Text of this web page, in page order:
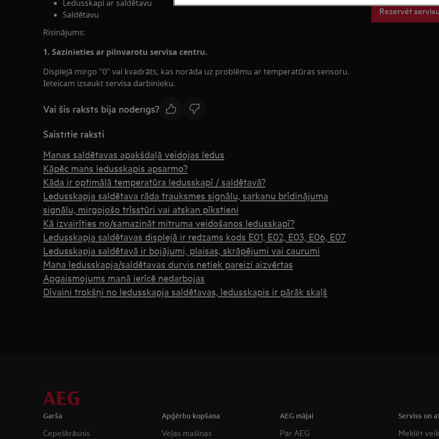
Ledusskapi ar saldētavu
Saldētavu
Risinājums:
1. Sazinieties ar pilnvarotu servisa centru.
Displejā mirgo "0" vai kvadrāts, kas norāda uz problēmu ar temperatūras sensoru.
Ieteicam izsaukt servisa darbinieku.
Vai šis raksts bija noderīgs?
Saistītie raksti
Manas saldētavas apakšdaļā veidojas ledus
Kāpēc mans ledusskapis apsarmo?
Kāda ir optimālā temperatūra ledusskapī / saldētavā?
Ledusskapja saldētava rāda trauksmes signālu, sarkanu brīdinājuma
signālu, mirgojošo trīsstūri vai atskan pīkstieni
Kā izvairīties no/samazināt mitruma veidošanos ledusskapī?
Ledusskapja saldētavas displejā ir redzams kods E01, E02, E03, E06, E07
Ledusskapja saldētavā ir bojājumi, plaisas, skrāpējumi vai caurumi
Mana ledusskapja/saldētavas durvis netiek pareizi aizvērtas
Apgaismojums manā ierīcē nedarbojas
Dīvaini trokšņi no ledusskapja saldētavas, ledusskapis ir pārāk skaļš
Rezervēt
Garša
Cepeškrāsnis
Apģērbu kopšana
Veļas mašīnas
AEG mājai
Par AEG
Serviss un
Meklēt